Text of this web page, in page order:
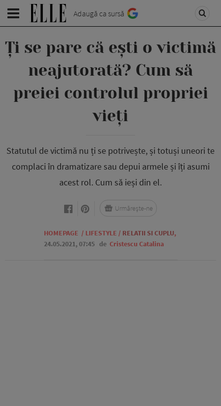
Adaugă ca sursă
Ți se pare că ești o victimă
neajutorată? Cum să
preiei controlul propriei
vieți
Statutul de victimă nu ți se potrivește, și totuși uneori te
complaci în dramatizare sau depui armele și îți asumi
acest rol. Cum să ieși din el.
HOMEPAGE / LIFESTYLE / RELATII SI CUPLU,
24.05.2021, 07:45 de Cristescu Catalina
Urmărește-ne